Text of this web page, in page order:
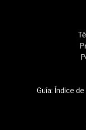
Guía: Índice